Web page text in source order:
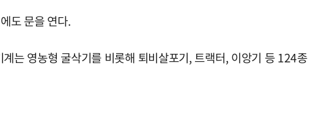
도 문을 연다.
는 영농형 굴삭기를 비롯해 퇴비살포기, 트랙터, 이앙기 등 124종